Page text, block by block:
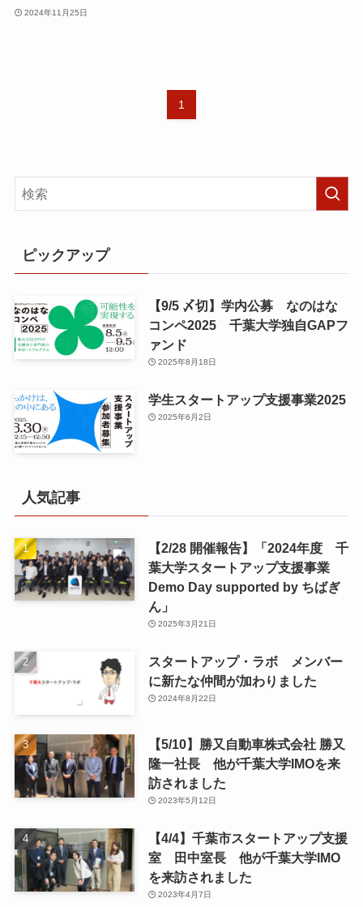
2024年11月25日
1
ピックアップ
【9/5 〆切】学内公募 なのはな
コンペ2025 千葉大学独自GAPフ
ァンド
2025年8月18日
学生スタートアップ支援事業2025
2025年6月2日
人気記事
【2/28 開催報告】「2024年度 千
葉大学スタートアップ支援事業
Demo Day supported by ちばぎ
ん」
2025年3月21日
スタートアップ・ラボ メンバー
に新たな仲間が加わりました
2024年8月22日
【5/10】勝又自動車株式会社 勝又
隆一社長 他が千葉大学IMOを来
訪されました
2023年5月12日
【4/4】千葉市スタートアップ支援
室 田中室長 他が千葉大学IMO
を来訪されました
2023年4月7日